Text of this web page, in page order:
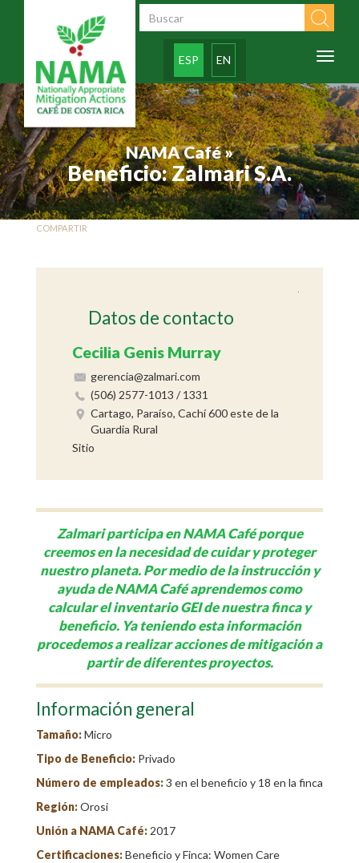
Formulario de
búsqueda
ESP EN
Toggle
NAMA Café »
Beneficio: Zalmari S.A.
COMPARTIR
Datos de contacto
Cecilia Genis Murray
gerencia@zalmari.com
(506) 2577-1013 / 1331
Cartago, Paraíso, Cachí 600 este de la
Guardia Rural
Sitio
Zalmari participa en NAMA Café porque
creemos en la necesidad de cuidar y proteger
nuestro planeta. Por medio de la instrucción y
ayuda de NAMA Café aprendemos como
calcular el inventario GEI de nuestra finca y
beneficio. Ya teniendo esta información
procedemos a realizar acciones de mitigación a
partir de diferentes proyectos.
Información general
Tamaño:Micro
Tipo de Beneficio: Privado
Número de empleados:3 en el beneficio y 18 en la finca
Región:Orosi
Unión a NAMA Café: 2017
Certificaciones:Beneficio y Finca: Women Care